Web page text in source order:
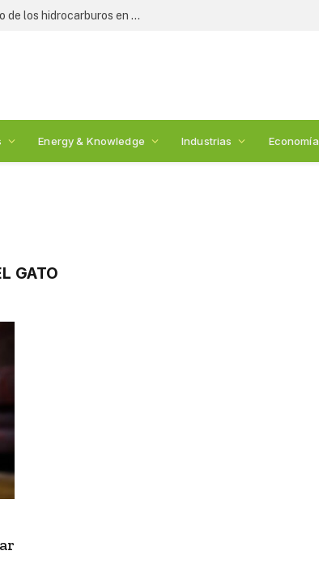
Expertos y legisladores debaten el futuro de los hidrocarburos en México: 2nda Cumbre de Energía
Energy & Knowledge Industrias Economía
GATO